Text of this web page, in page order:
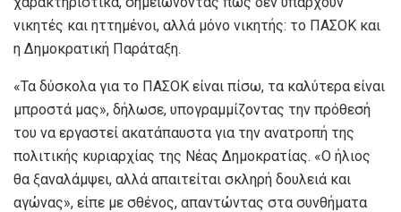
νικητές και ηττημένοι, αλλά μόνο νικητής: το ΠΑΣΟΚ και
η Δημοκρατική Παράταξη.
«Τα δύσκολα για το ΠΑΣΟΚ είναι πίσω, τα καλύτερα είναι
μπροστά μας», δήλωσε, υπογραμμίζοντας την πρόθεσή
του να εργαστεί ακατάπαυστα για την ανατροπή της
πολιτικής κυριαρχίας της Νέας Δημοκρατίας. «Ο ήλιος
θα ξαναλάμψει, αλλά απαιτείται σκληρή δουλειά και
αγώνας», είπε με σθένος, απαντώντας στα συνθήματα